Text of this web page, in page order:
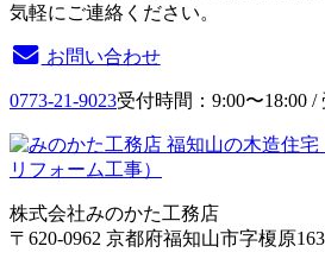
気軽にご連絡ください。
お問い合わせ
0773-21-9023受付時間：9:00〜18:00
株式会社みのかた工務店
〒620-0962 京都府福知山市字榎原